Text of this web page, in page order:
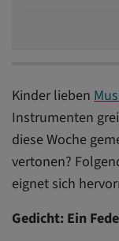
Kinder lieben
Instrumenten
diese Woche
vertonen?
eignet sich
Gedicht: Ein